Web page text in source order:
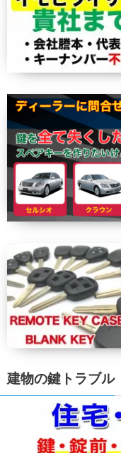
建物の鍵トラブル